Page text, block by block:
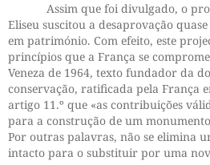
Assim que foi divulgado, o
Eliseu suscitou a desaprovação
em património. Com efeito, este
princípios que a França se
Veneza de 1964, texto fundador da
conservação, ratificada pela França
artigo 11.º que «as contribuições
para a construção de um
Por outras palavras, não se elimina
intacto para o substituir por uma